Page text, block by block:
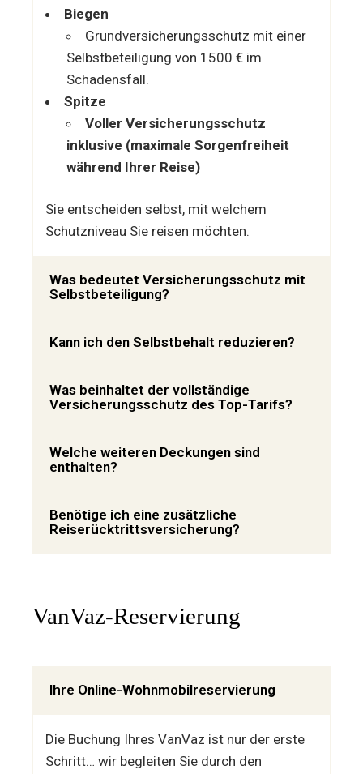
Biegen
Grundversicherungsschutz mit einer
Selbstbeteiligung von 1500 € im
Schadensfall.
Spitze
Voller Versicherungsschutz
inklusive (maximale Sorgenfreiheit
während Ihrer Reise)
Sie entscheiden selbst, mit welchem
Schutzniveau Sie reisen möchten.
Was bedeutet Versicherungsschutz mit
Selbstbeteiligung?
Kann ich den Selbstbehalt reduzieren?
Was beinhaltet der vollständige
Versicherungsschutz des Top-Tarifs?
Welche weiteren Deckungen sind
enthalten?
Benötige ich eine zusätzliche
Reiserücktrittsversicherung?
VanVaz-Reservierung
Ihre Online-Wohnmobilreservierung
Die Buchung Ihres VanVaz ist nur der erste
Schritt… wir begleiten Sie durch den